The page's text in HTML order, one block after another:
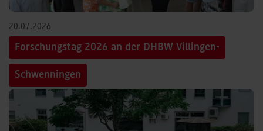
20.07.2026
Forschungstag 2026 an der DHBW Villingen-
Schwenningen